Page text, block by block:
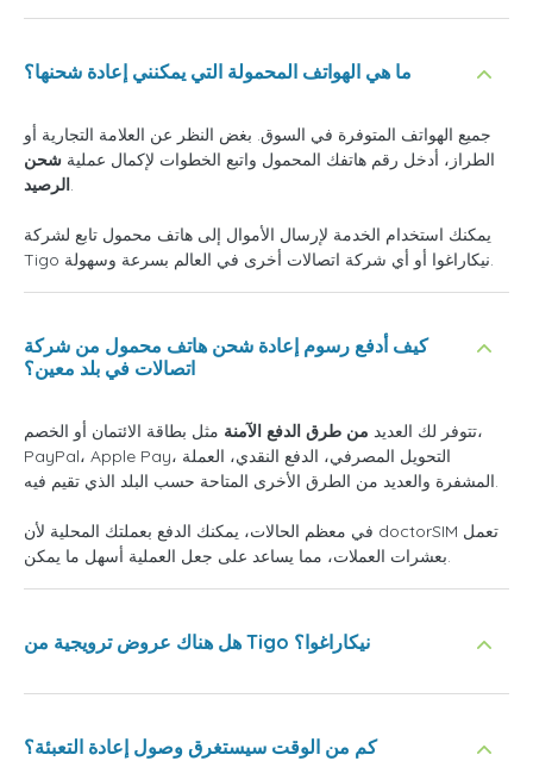
ما هي الهواتف المحمولة التي يمكنني إعادة شحنها؟
جميع الهواتف المتوفرة في السوق. بغض النظر عن العلامة التجارية أو
الطراز، أدخل رقم هاتفك المحمول واتبع الخطوات لإكمال عملية شحن
الرصيد.
يمكنك استخدام الخدمة لإرسال الأموال إلى هاتف محمول تابع لشركة
Tigo نيكاراغوا أو أي شركة اتصالات أخرى في العالم بسرعة وسهولة.
كيف أدفع رسوم إعادة شحن هاتف محمول من شركة
اتصالات في بلد معين؟
تتوفر لك العديد من طرق الدفع الآمنة مثل بطاقة الائتمان أو الخصم،
PayPal، Apple Pay، التحويل المصرفي، الدفع النقدي، العملة
المشفرة والعديد من الطرق الأخرى المتاحة حسب البلد الذي تقيم فيه.
في معظم الحالات، يمكنك الدفع بعملتك المحلية لأن doctorSIM تعمل
بعشرات العملات، مما يساعد على جعل العملية أسهل ما يمكن.
هل هناك عروض ترويجية من Tigo نيكاراغوا؟
كم من الوقت سيستغرق وصول إعادة التعبئة؟